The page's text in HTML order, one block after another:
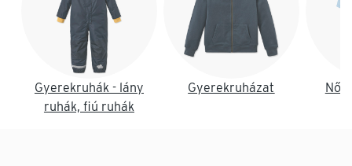
Gyerekruhák - lány
ruhák, fiú ruhák
Gyerekruházat Női